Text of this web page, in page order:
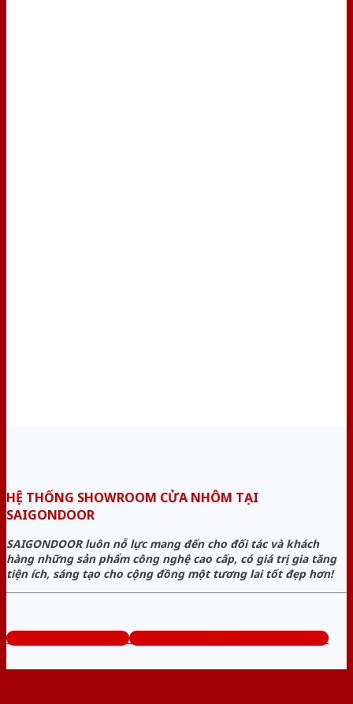
HỆ THỐNG SHOWROOM CỬA NHÔM TẠI
SAIGONDOOR
SAIGONDOOR luôn nỗ lực mang đến cho đối tác và khách
hàng những sản phẩm công nghệ cao cấp, có giá trị gia tăng
tiện ích, sáng tạo cho cộng đồng một tương lai tốt đẹp hơn!
www.bancuanhom.com Tổng đài tư vấn miễn phí: 0824.400.400